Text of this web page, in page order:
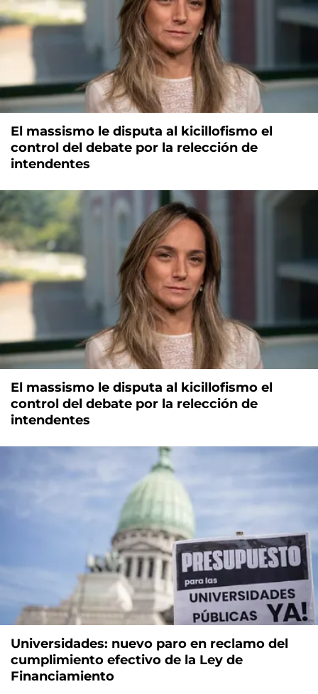
El massismo le disputa al kicillofismo el
control del debate por la relección de
intendentes
El massismo le disputa al kicillofismo el
control del debate por la relección de
intendentes
Universidades: nuevo paro en reclamo del
cumplimiento efectivo de la Ley de
Financiamiento